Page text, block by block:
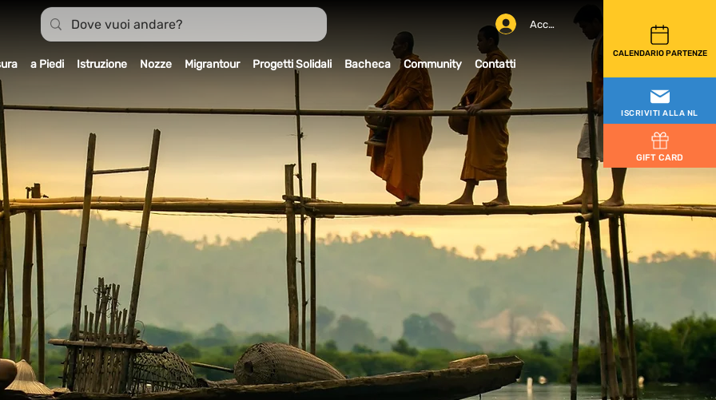
CALENDARIO PARTENZE
Accedi
ISCRIVITI ALLA NL
GIFT CARD
a Piedi Istruzione Nozze Migrantour Progetti Solidali Bacheca Community Contatti